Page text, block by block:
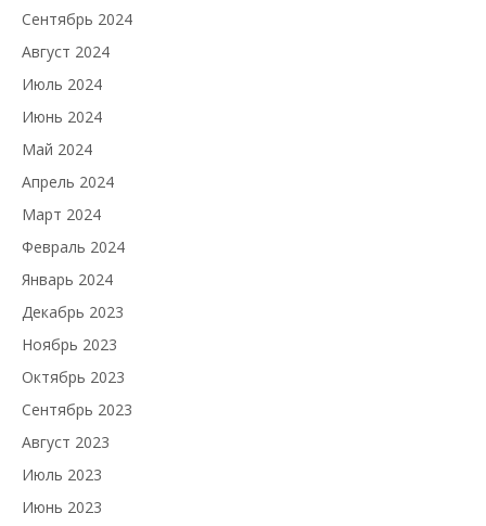
Сентябрь 2024
Август 2024
Июль 2024
Июнь 2024
Май 2024
Апрель 2024
Март 2024
Февраль 2024
Январь 2024
Декабрь 2023
Ноябрь 2023
Октябрь 2023
Сентябрь 2023
Август 2023
Июль 2023
Июнь 2023